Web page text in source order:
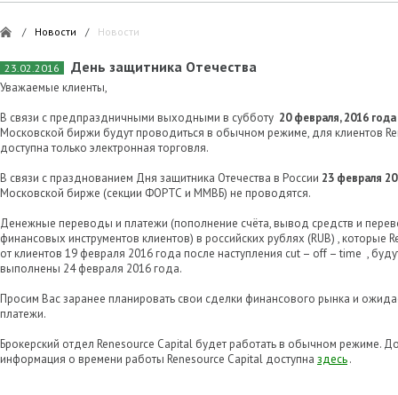
/ Новости / Новости
23.02.2016 День защитника Отечества
Уважаемые клиенты,
В связи с предпраздничными выходными в субботу 20 февраля, 2016 года
Московской биржи будут проводиться в обычном режиме, для клиентов
доступна только электронная торговля.
В связи с празднованием Дня защитника Отечества в Росcии 23 февраля
Московской бирже (секции ФОРТС и ММВБ) не проводятся.
Денежные переводы и платежи (пополнение счёта, вывод средств и
финансовых инструментов клиентов) в российских рублях (RUB) , которые
от клиентов 19 февраля 2016 года после наступления cut – off – time ,
выполнены 24 февраля 2016 года.
Просим Вас заранее планировать свои сделки финансового рынка и
платежи.
Брокерский отдел Renesource Capital будет работать в обычном режиме.
информация о времени работы Renesource Capital доступна здесь.